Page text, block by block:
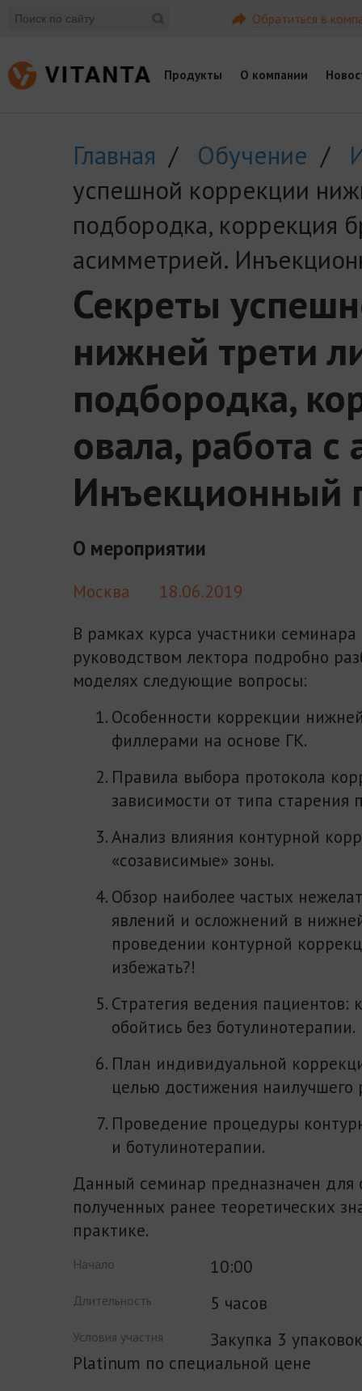
Обратиться в
Продукты О компании
Главная / Обучение /
успешной коррекции
подбородка, коррекция
асимметрией.
Секреты
нижней трети
подбородка,
овала, работа
Инъекционный
О мероприятии
Москва
18.06.2019
В рамках курса участники
руководством лектора подробно
моделях следующие вопросы:
Особенности коррекции
филлерами на основе ГК.
Правила выбора протокола
зависимости от типа старения
Анализ влияния контурной
«созависимые» зоны.
Обзор наиболее частых
явлений и осложнений в
проведении контурной
избежать?!
Стратегия ведения пациентов:
обойтись без ботулинотерапии.
План индивидуальной
целью достижения наилучшего
Проведение процедуры
и ботулинотерапии.
Данный семинар предназначен для
полученных ранее теоретических
практике.
Начало 10:00
Длительность 5 часов
Условия участия
Закупка 3
Platinum по специальной цене